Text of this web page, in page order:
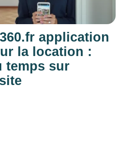
application
la location :
temps sur